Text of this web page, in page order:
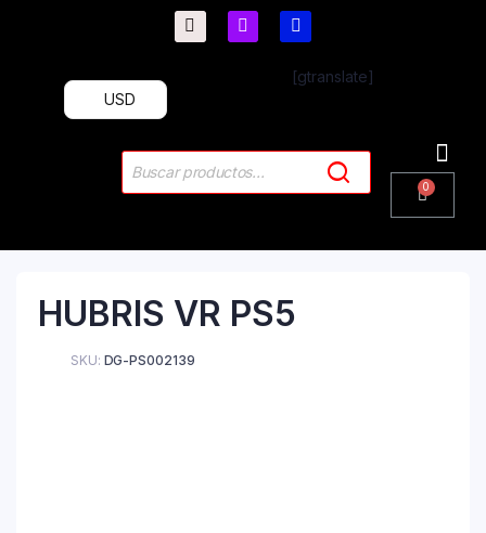
[gtranslate]
USD
HUBRIS VR PS5
SKU: DG-PS002139